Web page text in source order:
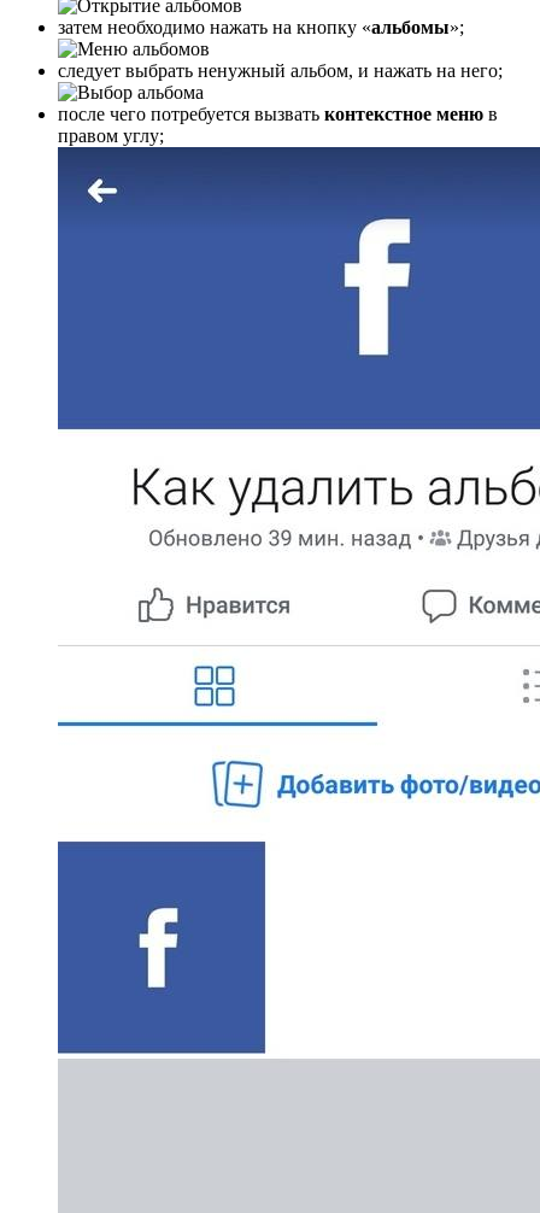
затем необходимо нажать на кнопку «альбомы»;
следует выбрать ненужный альбом, и нажать на него;
после чего потребуется вызвать контекстное меню в
правом углу;